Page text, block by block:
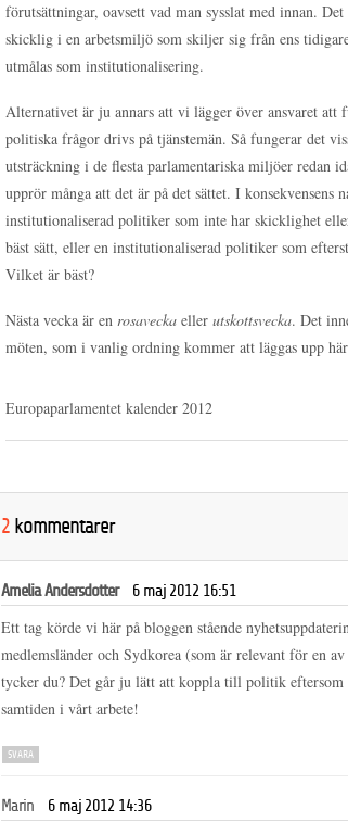
förutsättningar, oavsett vad man sysslat med innan.
skicklig i en arbetsmiljö som skiljer sig från ens
utmålas som institutionalisering.
Alternativet är ju annars att vi lägger över ansvaret att
politiska frågor drivs på tjänstemän. Så fungerar det
utsträckning i de flesta parlamentariska miljöer redan
upprör många att det är på det sättet. I
institutionaliserad politiker som inte har skicklighet
bäst sätt, eller en institutionaliserad politiker som
Vilket är bäst?
Nästa vecka är en rosavecka eller utskottsvecka. Det
möten, som i vanlig ordning kommer att läggas upp
Europaparlamentet kalender 2012
2 kommentarer
Amelia Andersdotter 6 maj 2012 16:51
Ett tag körde vi här på bloggen stående
medlemsländer och Sydkorea (som är relevant för en
tycker du? Det går ju lätt att koppla till politik
samtiden i vårt arbete!
SVARA
Marin 6 maj 2012 14:36